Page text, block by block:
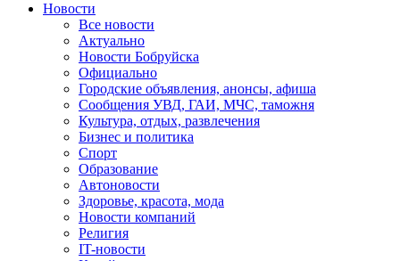
Новости
Все новости
Актуально
Новости Бобруйска
Официально
Городские объявления, анонсы, афиша
Сообщения УВД, ГАИ, МЧС, таможня
Культура, отдых, развлечения
Бизнес и политика
Спорт
Образование
Автоновости
Здоровье, красота, мода
Новости компаний
Религия
IT-новости